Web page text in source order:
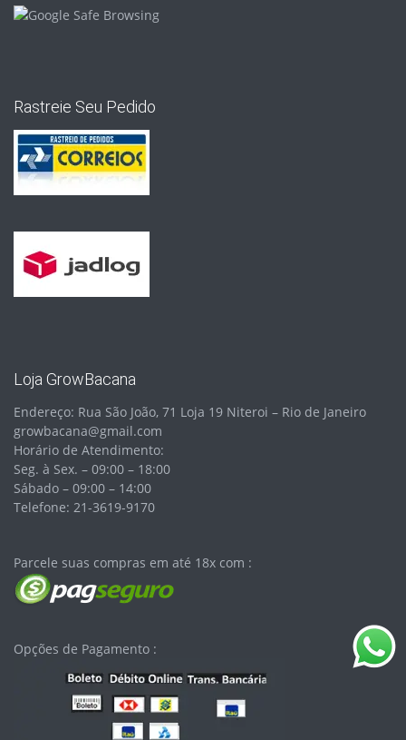
Rastreie Seu Pedido
Loja GrowBacana
Endereço: Rua São João, 71 Loja 19 Niteroi – Rio de Janeiro
growbacana@gmail.com
Horário de Atendimento:
Seg. à Sex. – 09:00 – 18:00
Sábado – 09:00 – 14:00
Telefone: 21-3619-9170
Parcele suas compras em até 18x com :
Opções de Pagamento :